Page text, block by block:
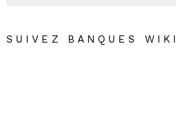
SUIVEZ BANQUES WIKI